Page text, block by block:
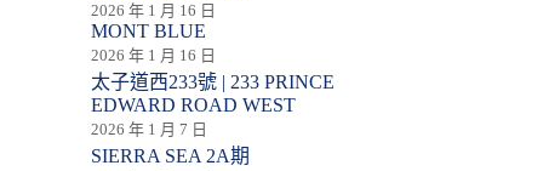
2026 年 1 月 16 日
MONT BLUE
2026 年 1 月 16 日
太子道西233號 | 233 PRINCE
EDWARD ROAD WEST
2026 年 1 月 7 日
SIERRA SEA 2A期